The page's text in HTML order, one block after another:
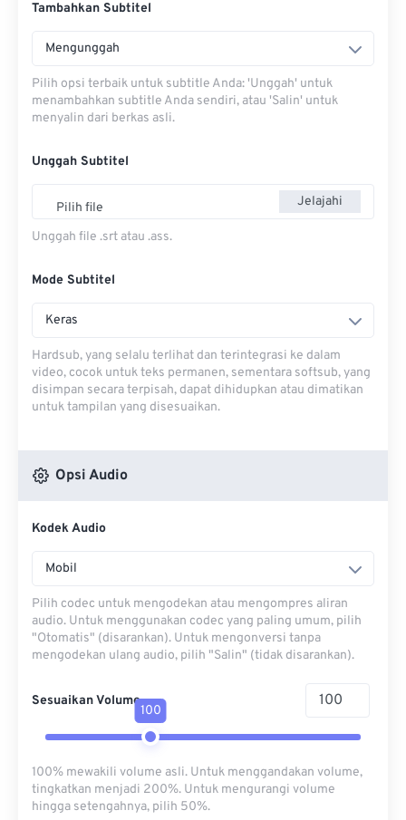
Tambahkan Subtitel
Mengunggah
Pilih opsi terbaik untuk subtitle Anda: 'Unggah' untuk
menambahkan subtitle Anda sendiri, atau 'Salin' untuk
menyalin dari berkas asli.
Unggah Subtitel
Pilih file Jelajahi
Unggah file .srt atau .ass.
Mode Subtitel
Keras
Hardsub, yang selalu terlihat dan terintegrasi ke dalam
video, cocok untuk teks permanen, sementara softsub, yang
disimpan secara terpisah, dapat dihidupkan atau dimatikan
untuk tampilan yang disesuaikan.
Opsi Audio
Kodek Audio
Mobil
Pilih codec untuk mengodekan atau mengompres aliran
audio. Untuk menggunakan codec yang paling umum, pilih
"Otomatis" (disarankan). Untuk mengonversi tanpa
mengodekan ulang audio, pilih "Salin" (tidak disarankan).
Sesuaikan Volume
100
100% mewakili volume asli. Untuk menggandakan volume,
tingkatkan menjadi 200%. Untuk mengurangi volume
hingga setengahnya, pilih 50%.